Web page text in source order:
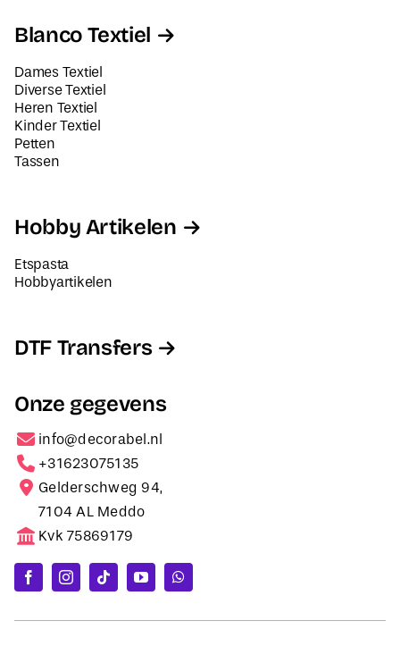
Blanco Textiel
Dames Textiel
Diverse Textiel
Heren Textiel
Kinder Textiel
Petten
Tassen
Hobby Artikelen
Etspasta
Hobbyartikelen
DTF Transfers
Onze gegevens
info@decorabel.nl
+31623075135
Gelderschweg 94,
7104 AL Meddo
Kvk 75869179